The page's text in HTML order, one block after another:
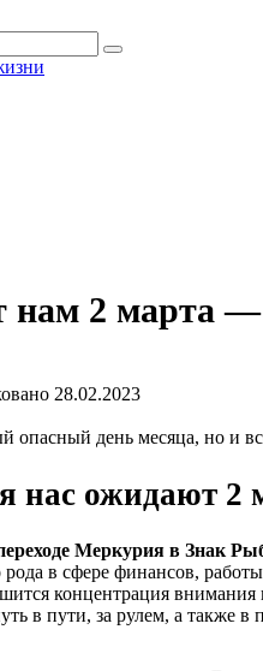
нам 2 марта
28.02.2023
опасный день месяца, но и
нас ожидают 2
Меркурия в Знак
в сфере финансов,
концентрация
в пути, за рулем, а также